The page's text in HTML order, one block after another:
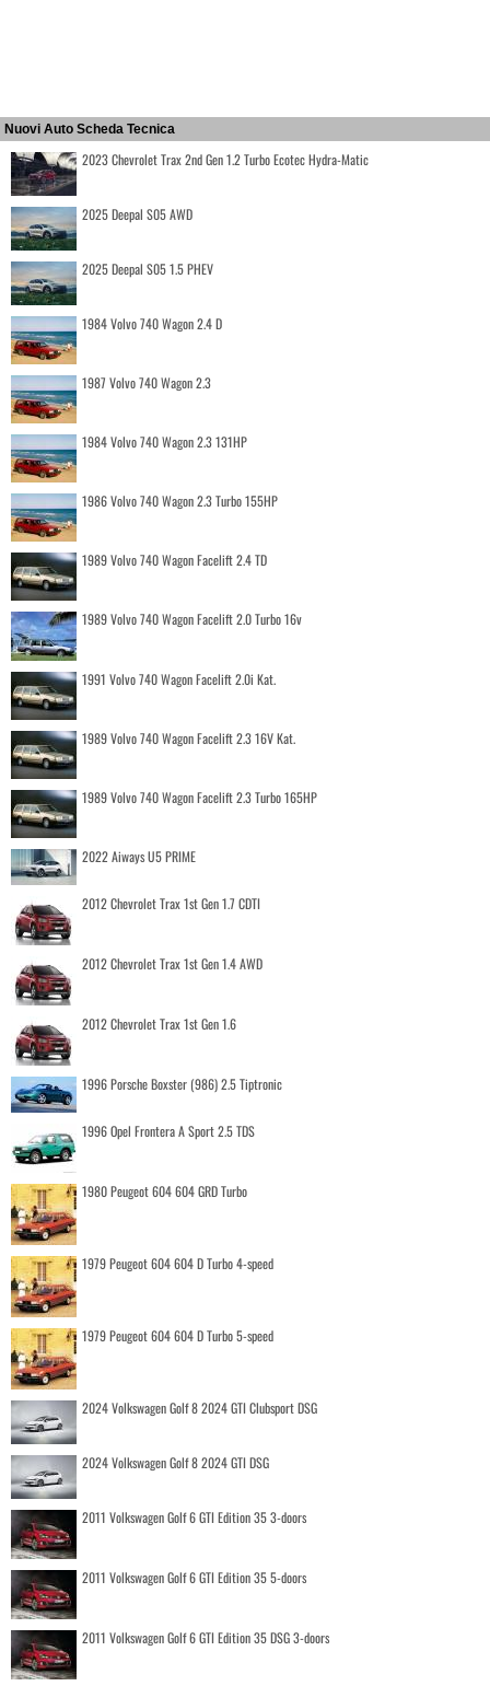
Nuovi Auto Scheda Tecnica
2023 Chevrolet Trax 2nd Gen 1.2 Turbo Ecotec Hydra-Matic
2025 Deepal S05 AWD
2025 Deepal S05 1.5 PHEV
1984 Volvo 740 Wagon 2.4 D
1987 Volvo 740 Wagon 2.3
1984 Volvo 740 Wagon 2.3 131HP
1986 Volvo 740 Wagon 2.3 Turbo 155HP
1989 Volvo 740 Wagon Facelift 2.4 TD
1989 Volvo 740 Wagon Facelift 2.0 Turbo 16v
1991 Volvo 740 Wagon Facelift 2.0i Kat.
1989 Volvo 740 Wagon Facelift 2.3 16V Kat.
1989 Volvo 740 Wagon Facelift 2.3 Turbo 165HP
2022 Aiways U5 PRIME
2012 Chevrolet Trax 1st Gen 1.7 CDTI
2012 Chevrolet Trax 1st Gen 1.4 AWD
2012 Chevrolet Trax 1st Gen 1.6
1996 Porsche Boxster (986) 2.5 Tiptronic
1996 Opel Frontera A Sport 2.5 TDS
1980 Peugeot 604 604 GRD Turbo
1979 Peugeot 604 604 D Turbo 4-speed
1979 Peugeot 604 604 D Turbo 5-speed
2024 Volkswagen Golf 8 2024 GTI Clubsport DSG
2024 Volkswagen Golf 8 2024 GTI DSG
2011 Volkswagen Golf 6 GTI Edition 35 3-doors
2011 Volkswagen Golf 6 GTI Edition 35 5-doors
2011 Volkswagen Golf 6 GTI Edition 35 DSG 3-doors